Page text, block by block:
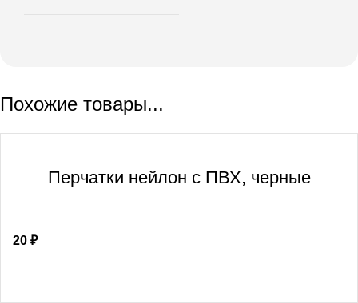
Похожие товары...
Перчатки нейлон с ПВХ, черные
20 ₽